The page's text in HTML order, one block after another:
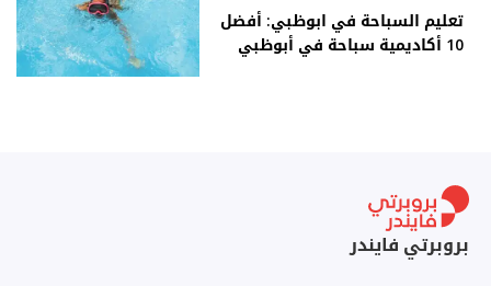
تعليم السباحة في ابوظبي: أفضل
10 أكاديمية سباحة في أبوظبي
بروبرتي فايندر